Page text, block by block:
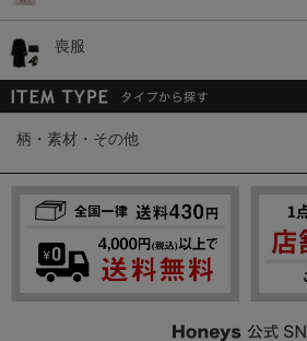
喪服
柄・素材・その他